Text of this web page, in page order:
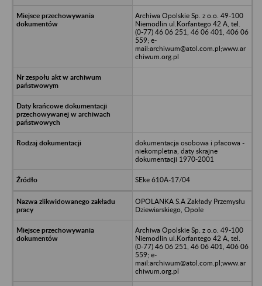
Archiwa Opolskie Sp. z o.o. 49-100
Niemodlin ul.Korfantego 42 A, tel.
(0-77) 46 06 251, 46 06 401, 406 06
559; e-
mail:archiwum@atol.com.pl;www.ar
chiwum.org.pl
dokumentacja osobowa i płacowa -
niekompletna, daty skrajne
dokumentacji 1970-2001
SEke 610A-17/04
OPOLANKA S.A Zakłady Przemysłu
Dziewiarskiego, Opole
Archiwa Opolskie Sp. z o.o. 49-100
Niemodlin ul.Korfantego 42 A, tel.
(0-77) 46 06 251, 46 06 401, 406 06
559; e-
mail:archiwum@atol.com.pl;www.ar
chiwum.org.pl